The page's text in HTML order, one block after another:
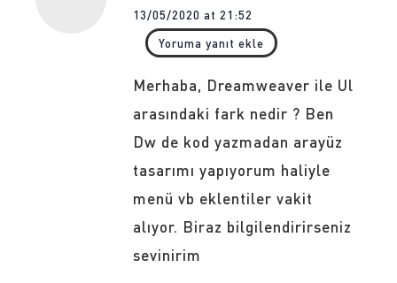
13/05/2020 at 21:52
Yoruma yanıt ekle
Merhaba, Dreamweaver ile Ul
arasındaki fark nedir ? Ben
Dw de kod yazmadan arayüz
tasarımı yapıyorum haliyle
menü vb eklentiler vakit
alıyor. Biraz bilgilendirirseniz
sevinirim